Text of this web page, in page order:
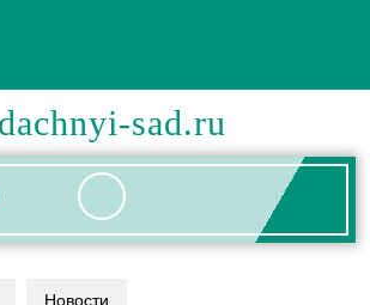
sad.ru
Новости